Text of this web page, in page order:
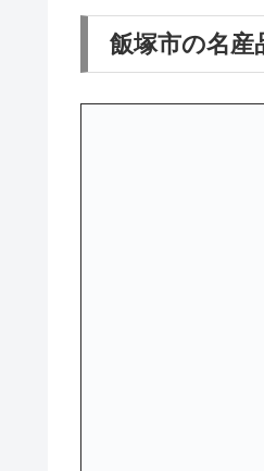
飯塚市の名産